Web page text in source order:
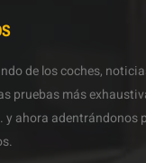
de los coches,
pruebas más
y ahora adentrándonos